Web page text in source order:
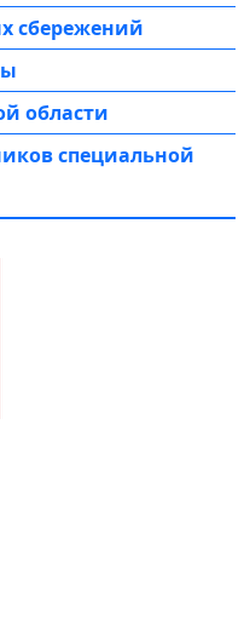
сбережений
области
специальной